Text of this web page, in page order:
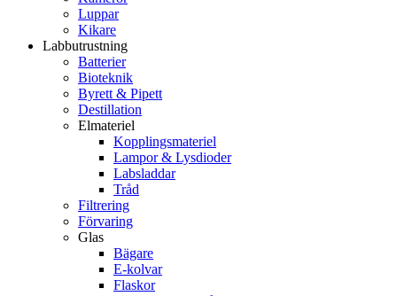
Luppar
Kikare
Labbutrustning
Batterier
Bioteknik
Byrett & Pipett
Destillation
Elmateriel
Kopplingsmateriel
Lampor & Lysdioder
Labsladdar
Tråd
Filtrering
Förvaring
Glas
Bägare
E-kolvar
Flaskor